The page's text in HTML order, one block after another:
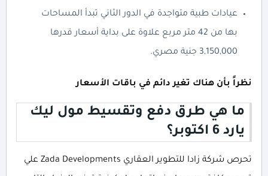
عيادات طبية متواجدة في الدور الثاني تبدأ المساحات
بها من 42 متر مربع علاوة على بداية أسعار قدرها
3,150,000 جنية مصري.
نظراً بأن هناك تغير دائم في باقات الأسعار
ما هي طرق دفع وتقسيط مول ليك
يارد 6 اكتوبر؟
تحرص شركة زادا للتطوير العقاري Zada Developments علي